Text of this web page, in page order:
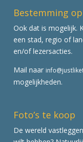
Bestemming
Ook dat is mogelijk.
een stad, regio of
en/of lezersacties.
Mail naar
mogelijkheden.
Foto’s te koop
De wereld